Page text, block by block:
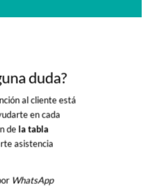
duda?
al cliente está
en cada
dela tabla
asistencia
WhatsApp